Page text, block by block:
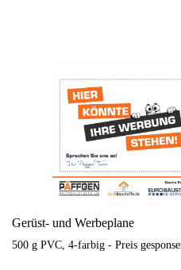
Gerüst- und Werbeplane
500 g PVC, 4-farbig - Preis